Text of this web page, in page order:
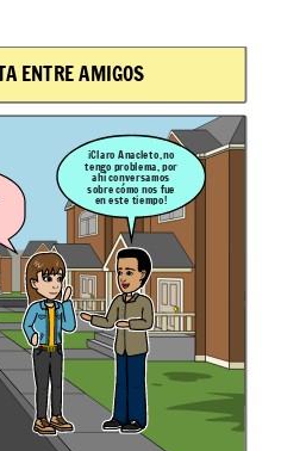
ENTRE AMIGOS
¡Claro Anacleto, no
tengo problema, por
ahí conversamos
sobre cómo nos fue
en este tiempo!